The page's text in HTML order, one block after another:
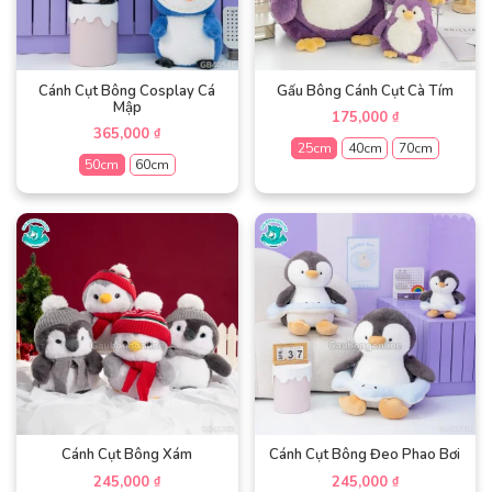
chọn
thể
được
chọn
trên
trang
sản
phẩm
thể
được
chọn
trên
trang
sản
phẩm
Cánh Cụt Bông Cosplay Cá
Mập
365,000₫
50cm 60cm
Sản
có
nhiều
biến
thể.
Các
tùy
chọn
được
chọn
Gấu Bông Cánh Cụt Cà Tím
175,000 ₫
25cm 40cm 70cm
có
nhiều
biến
thể.
Các
tùy
có
thể
chọn
trên
Cánh Cụt Bông Xám
245,000₫
Cánh Cụt Bông Đeo Phao Bơi
245,000 ₫